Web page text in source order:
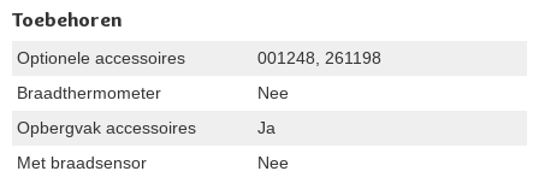
Toebehoren
Optionele accessoires
001248, 261198
Braadthermometer
Nee
Opbergvak accessoires
Ja
Met braadsensor
Nee